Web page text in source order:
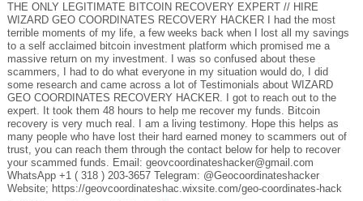
THE ONLY LEGITIMATE BITCOIN RECOVERY EXPERT // HIRE
WIZARD GEO COORDINATES RECOVERY HACKER I had the most
terrible moments of my life, a few weeks back when I lost all my savings
to a self acclaimed bitcoin investment platform which promised me a
massive return on my investment. I was so confused about these
scammers, I had to do what everyone in my situation would do, I did
some research and came across a lot of Testimonials about WIZARD
GEO COORDINATES RECOVERY HACKER. I got to reach out to the
expert. It took them 48 hours to help me recover my funds. Bitcoin
recovery is very much real. I am a living testimony. Hope this helps as
many people who have lost their hard earned money to scammers out of
trust, you can reach them through the contact below for help to recover
your scammed funds. Email: geovcoordinateshacker@gmail.com
WhatsApp +1 ( 318 ) 203-3657 Telegram: @Geocoordinateshacker
Website; https://geovcoordinateshac.wixsite.com/geo-coordinates-hack